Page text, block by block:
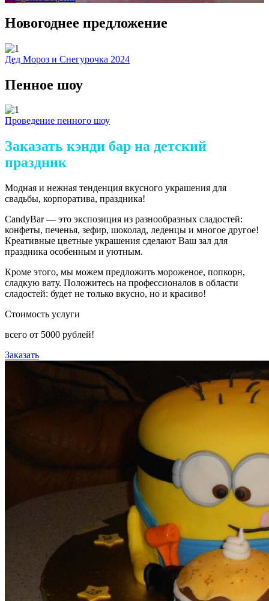
Новогоднее предложение
Дед Мороз и Снегурочка 2024
Пенное шоу
Проведение пенного шоу
Заказать кэнди бар на детский
праздник
Модная и нежная тенденция вкусного украшения для
свадьбы, корпоратива, праздника!
CandyBar — это экспозиция из разнообразных сладостей:
конфеты, печенья, зефир, шоколад, леденцы и многое другое!
Креативные цветные украшения сделают Ваш зал для
праздника особенным и уютным.
Кроме этого, мы можем предложить мороженое, попкорн,
сладкую вату. Положитесь на профессионалов в области
сладостей: будет не только вкусно, но и красиво!
Стоимость услуги
всего от 5000 рублей!
Заказать